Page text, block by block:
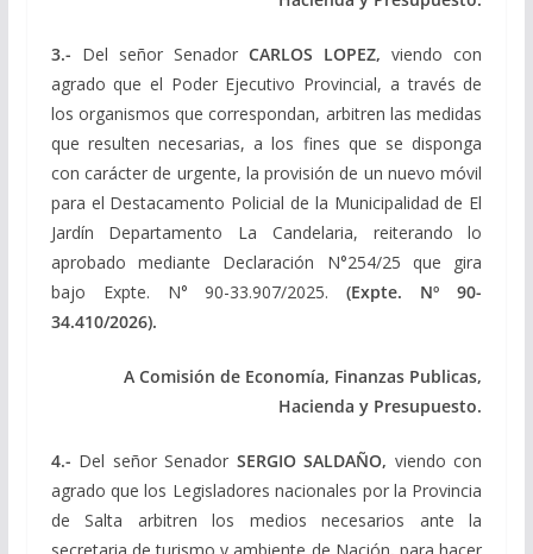
3.- Del señor SenadorCARLOS LOPEZ,viendo con
agrado que el Poder Ejecutivo Provincial, a través de
los organismos que correspondan, arbitren las medidas
que resulten necesarias, a los fines que se disponga
con carácter de urgente, la provisión de un nuevo móvil
para el Destacamento Policial de la Municipalidad de El
Jardín Departamento La Candelaria, reiterando lo
aprobado mediante Declaración N°254/25 que gira
bajo Expte. N° 90-33.907/2025.(Expte. Nº 90-
34.410/2026).
A Comisión de Economía, Finanzas Publicas,
Hacienda y Presupuesto.
4.- Del señor Senador SERGIO SALDAÑO, viendo con
agrado que los Legisladores nacionales por la Provincia
de Salta arbitren los medios necesarios ante la